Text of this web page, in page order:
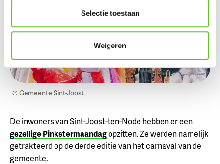
Selectie toestaan
Weigeren
© Gemeente Sint-Joost
De inwoners van Sint-Joost-ten-Node hebben er een
gezellige Pinkstermaandagopzitten. Ze werden namelijk
getrakteerd op de derde editie van het carnaval van de
gemeente.